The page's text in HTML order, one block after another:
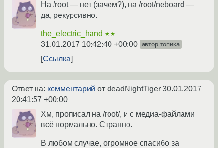
На /root — нет (зачем?), на /root/neboard —
да, рекурсивно.
the_electric_hand ★★
31.01.2017 10:42:40 +00:00 автор топика
Ссылка
Ответ на: комментарий от deadNightTiger 30.01.2017
20:41:57 +00:00
Хм, прописал на /root/, и с медиа-файлами
всё нормально. Странно.
В любом случае, огромное спасибо за